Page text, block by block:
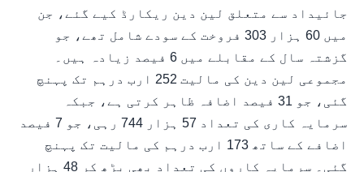
جائیداد سے متعلق لین دین ریکارڈ کیے گئے، جن
میں 60 ہزار 303 فروخت کے سودے شامل تھے، جو
گزشتہ سال کے مقابلے میں 6 فیصد زیادہ ہیں۔
مجموعی لین دین کی مالیت 252 ارب درہم تک پہنچ
گئی، جو 31 فیصد اضافہ ظاہر کرتی ہے، جبکہ
سرمایہ کاری کی تعداد 57 ہزار 744 رہی، جو 7 فیصد
اضافے کے ساتھ 173 ارب درہم کی مالیت تک پہنچ
گئی۔ سرمایہ کاروں کی تعداد بھی بڑھ کر 48 ہزار